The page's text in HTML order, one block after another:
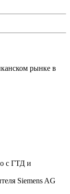
рынке в
с ГТД и
Siemens AG